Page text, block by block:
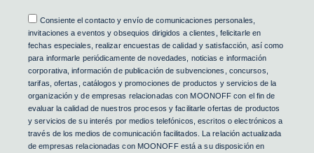
Consentimiento
Consiente el contacto y envío de comunicaciones personales,
invitaciones a eventos y obsequios dirigidos a clientes, felicitarle en
fechas especiales, realizar encuestas de calidad y satisfacción, así como
para informarle periódicamente de novedades, noticias e información
corporativa, información de publicación de subvenciones, concursos,
tarifas, ofertas, catálogos y promociones de productos y servicios de la
organización y de empresas relacionadas con MOONOFF con el fin de
evaluar la calidad de nuestros procesos y facilitarle ofertas de productos
y servicios de su interés por medios telefónicos, escritos o electrónicos a
través de los medios de comunicación facilitados. La relación actualizada
de empresas relacionadas con MOONOFF está a su disposición en